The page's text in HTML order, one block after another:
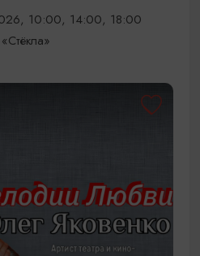
10:00, 14:00, 18:00